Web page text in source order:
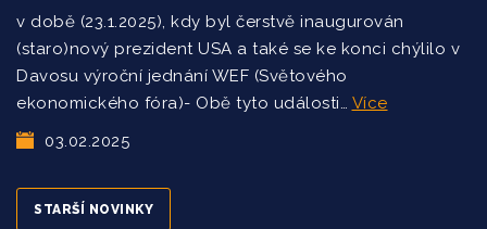
v době (23.1.2025), kdy byl čerstvě inaugurován
(staro)nový prezident USA a také se ke konci chýlilo v
Davosu výroční jednání WEF (Světového
ekonomického fóra)- Obě tyto události… Více
03.02.2025
STARŠÍ NOVINKY